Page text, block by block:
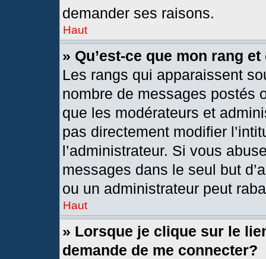
demander ses raisons.
Haut
» Qu’est-ce que mon rang
Les rangs qui apparaissent
nombre de messages postés
que les modérateurs et
pas directement modifier
l’administrateur. Si vous
messages dans le seul but
ou un administrateur peut
Haut
» Lorsque je clique sur le
demande de me connecter?